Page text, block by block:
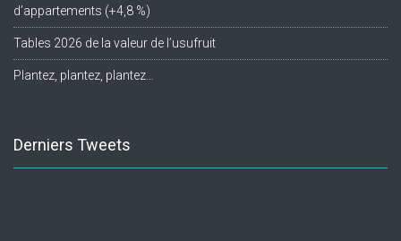
d’appartements (+4,8 %)
Tables 2026 de la valeur de l’usufruit
Plantez, plantez, plantez…
Derniers Tweets